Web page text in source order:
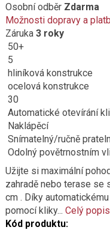
Osobní odběr Zdarma
Možnosti dopravy a
Záruka 3 roky
50+
5
hliníková konstrukce
ocelová konstrukce
30
Automatické otevírání
Naklápěcí
Snímatelný/ručně
Odolný povětrnostním
Užijte si maximální
zahradě nebo terase se
cm . Díky
pomocí kliky... Celý popis
Kód produktu: